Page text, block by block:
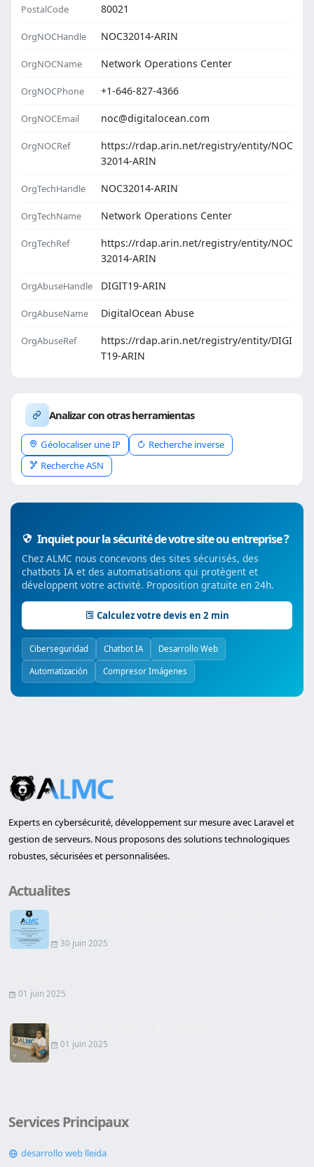
PostalCode 80021
OrgNOCHandle NOC32014-ARIN
OrgNOCName Network Operations Center
OrgNOCPhone +1-646-827-4366
OrgNOCEmail noc@digitalocean.com
OrgNOCRef
https://rdap.arin.net/registry/entity/NOC
32014-ARIN
OrgTechHandle NOC32014-ARIN
OrgTechName Network Operations Center
OrgTechRef
https://rdap.arin.net/registry/entity/NOC
32014-ARIN
OrgAbuseHandle DIGIT19-ARIN
OrgAbuseName DigitalOcean Abuse
OrgAbuseRef
https://rdap.arin.net/registry/entity/DIGI
T19-ARIN
Analizar con otras herramientas
Géolocaliser une IP
Recherche inverse
Recherche ASN
Inquiet pour la sécurité de votre site ou entreprise ?
Chez ALMC nous concevons des sites sécurisés, des
chatbots IA et des automatisations qui protègent et
développent votre activité. Proposition gratuite en 24h.
Calculez votre devis en 2 min
Ciberseguridad Chatbot IA Desarrollo Web
Automatización Compresor Imágenes
Experts en cybersécurité, développement sur mesure avec Laravel et
gestion de serveurs. Nous proposons des solutions technologiques
robustes, sécurisées et personnalisées.
Actualites
30 juin 2025
01 juin 2025
01 juin 2025
Services Principaux
desarrollo web lleida